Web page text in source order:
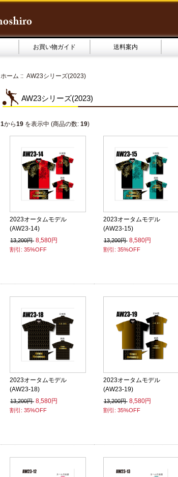
お買い物ガイド 送料案内
ホーム :: AW23シリーズ(2023)
AW23シリーズ(2023)
1から19 を表示中 (商品の数: 19)
2023オータムモデル
(AW23-14)
13,200円 8,580円
割引: 35%OFF
2023オータムモデル
(AW23-15)
13,200円 8,580円
割引: 35%OFF
2023オータムモデル
(AW23-18)
13,200円 8,580円
割引: 35%OFF
2023オータムモデル
(AW23-19)
13,200円 8,580円
割引: 35%OFF